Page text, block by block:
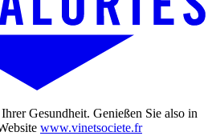
Gesundheit. Genießen Sie also in
www.vinetsociete.fr